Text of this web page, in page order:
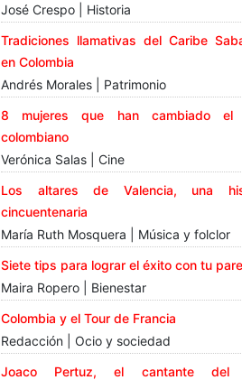
José Crespo | Historia
Tradiciones llamativas del Caribe
en Colombia
Andrés Morales | Patrimonio
8 mujeres que han cambiado el
colombiano
Verónica Salas | Cine
Los altares de Valencia, una
cincuentenaria
María Ruth Mosquera | Música y folclor
Siete tips para lograr el éxito con tu
Maira Ropero | Bienestar
Colombia y el Tour de Francia
Redacción | Ocio y sociedad
Joaco Pertuz, el cantante del